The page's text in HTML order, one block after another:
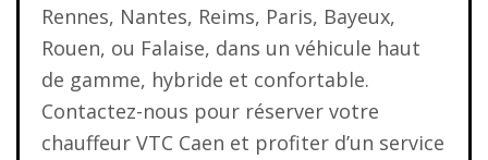
Rennes, Nantes, Reims, Paris, Bayeux,
Rouen, ou Falaise, dans un véhicule haut
de gamme, hybride et confortable.
Contactez-nous pour réserver votre
chauffeur VTC Caen et profiter d’un service